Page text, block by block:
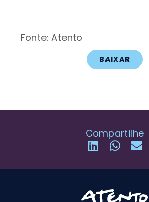
Fonte: Atento
BAIXAR
Compartilhe